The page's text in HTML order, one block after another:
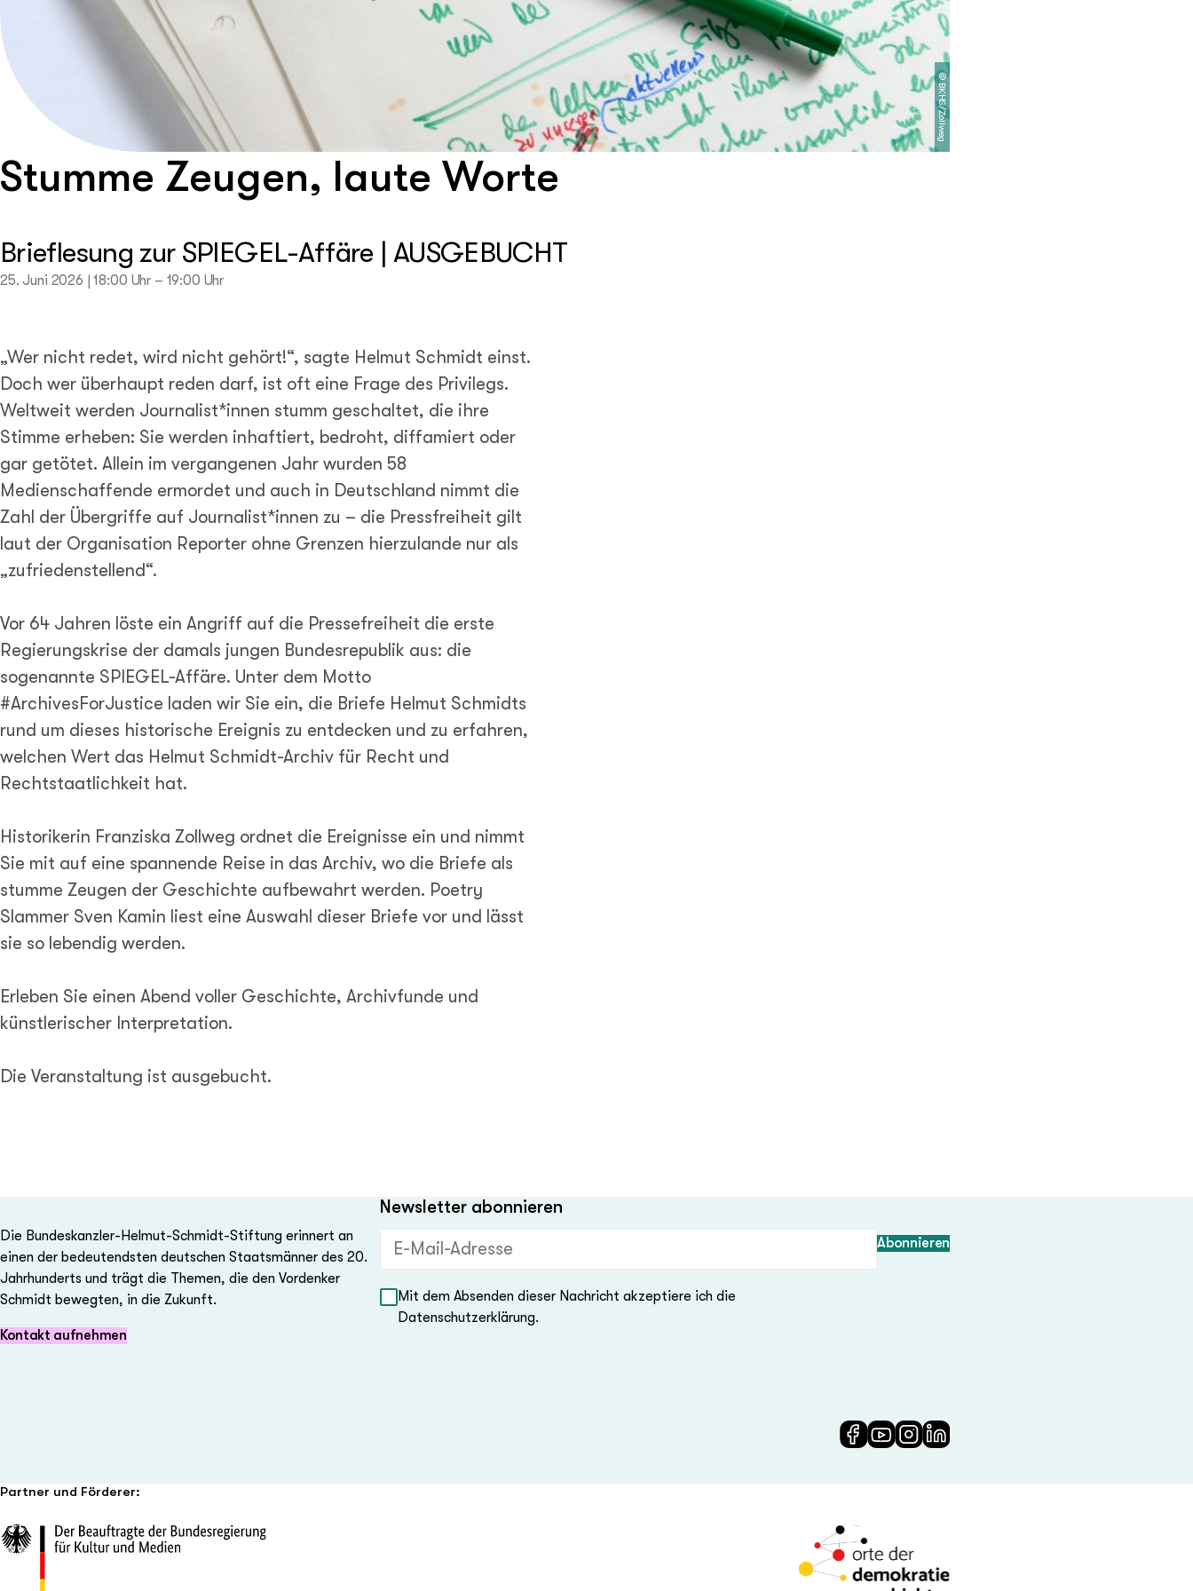
©
BKHS/Zollweg
Stumme Zeugen, laute Worte
Brieflesung zur SPIEGEL-Affäre | AUSGEBUCHT
25. Juni 2026 |18:00 Uhr – 19:00 Uhr
„Wer nicht redet, wird nicht gehört!“, sagte Helmut Schmidt einst.
Doch wer überhaupt reden darf, ist oft eine Frage des Privilegs.
Weltweit werden Journalist*innen stumm geschaltet, die ihre
Stimme erheben: Sie werden inhaftiert, bedroht, diffamiert oder
gar getötet. Allein im vergangenen Jahr wurden 58
Medienschaffende ermordet und auch in Deutschland nimmt die
Zahl der Übergriffe auf Journalist*innen zu – die Pressfreiheit gilt
laut der Organisation Reporter ohne Grenzen hierzulande nur als
„zufriedenstellend“.
Vor 64 Jahren löste ein Angriff auf die Pressefreiheit die erste
Regierungskrise der damals jungen Bundesrepublik aus: die
sogenannte SPIEGEL-Affäre. Unter dem Motto
#ArchivesForJustice laden wir Sie ein, die Briefe Helmut Schmidts
rund um dieses historische Ereignis zu entdecken und zu erfahren,
welchen Wert das Helmut Schmidt-Archiv für Recht und
Rechtstaatlichkeit hat.
Historikerin Franziska Zollweg ordnet die Ereignisse ein und nimmt
Sie mit auf eine spannende Reise in das Archiv, wo die Briefe als
stumme Zeugen der Geschichte aufbewahrt werden. Poetry
Slammer Sven Kamin liest eine Auswahl dieser Briefe vor und lässt
sie so lebendig werden.
Erleben Sie einen Abend voller Geschichte, Archivfunde und
künstlerischer Interpretation.
Die Veranstaltung ist ausgebucht.
Die Bundeskanzler-Helmut-Schmidt-Stiftung erinnert an
einen der bedeutendsten deutschen Staatsmänner des 20.
Jahrhunderts und trägt die Themen, die den Vordenker
Schmidt bewegten, in die Zukunft.
Kontakt aufnehmen
Newsletter abonnieren
E-Mail-Adresse (Pflichtfeld)
Mit dem Absenden dieser Nachricht akzeptiere ich die
Datenschutzerklärung.
Partner und Förderer: